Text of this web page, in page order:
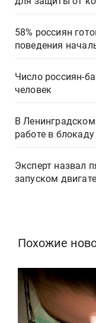
58% россиян
поведения
Число россиян-
человек
В
работе в блокаду
Эксперт назвал
запуском
Похожие